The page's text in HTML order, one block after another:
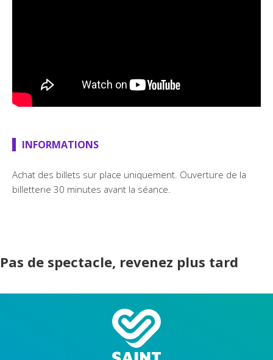
INFORMATIONS
Achat des billets sur place uniquement. Ouverture de la
billetterie 30 minutes avant la séance.
Pas de spectacle, revenez plus tard